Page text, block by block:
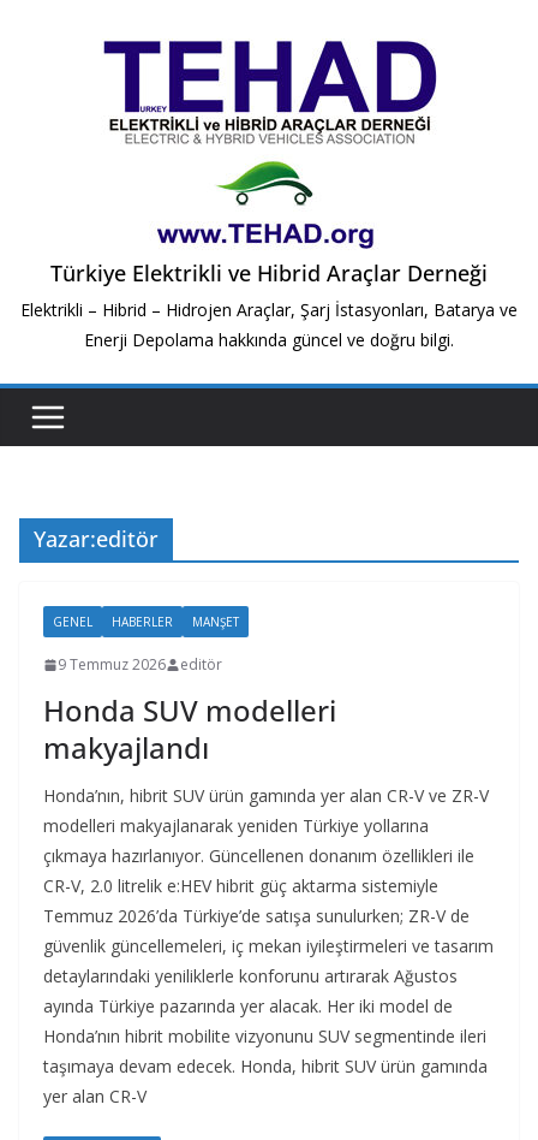
Türkiye Elektrikli ve Hibrid Araçlar Derneği
Elektrikli – Hibrid – Hidrojen Araçlar, Şarj İstasyonları, Batarya ve
Enerji Depolama hakkında güncel ve doğru bilgi.
Yazar:editör
GENEL HABERLER MANŞET
9 Temmuz 2026 editör
Honda SUV modelleri
makyajlandı
Honda’nın, hibrit SUV ürün gamında yer alan CR-V ve ZR-V
modelleri makyajlanarak yeniden Türkiye yollarına
çıkmaya hazırlanıyor. Güncellenen donanım özellikleri ile
CR-V, 2.0 litrelik e:HEV hibrit güç aktarma sistemiyle
Temmuz 2026’da Türkiye’de satışa sunulurken; ZR-V de
güvenlik güncellemeleri, iç mekan iyileştirmeleri ve tasarım
detaylarındaki yeniliklerle konforunu artırarak Ağustos
ayında Türkiye pazarında yer alacak. Her iki model de
Honda’nın hibrit mobilite vizyonunu SUV segmentinde ileri
taşımaya devam edecek. Honda, hibrit SUV ürün gamında
yer alan CR-V